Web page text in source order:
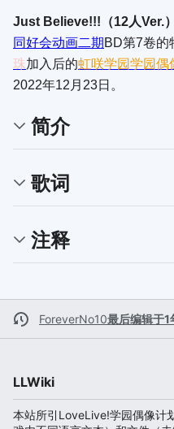
Just Believe!!!（12人Ver.）
同好会动画二期 BD第7卷的
珠加入后的虹咲学园学园偶
2022年12月23日。
简介
歌词
注释
ForeverNo10最后编辑于1
LLWiki
本站所引LoveLive!学园偶像计